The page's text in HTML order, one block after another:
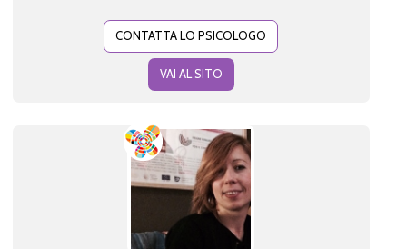
CONTATTA LO PSICOLOGO
VAI AL SITO